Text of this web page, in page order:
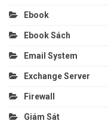
Ebook
Ebook Sách
Email System
Exchange Server
Firewall
Giám Sát